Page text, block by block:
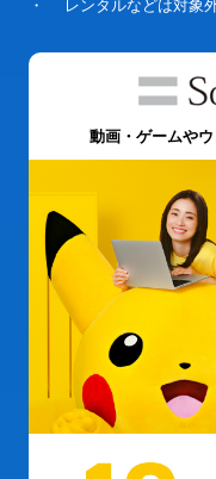
・ レンタルなどは対象
動画・ゲームや